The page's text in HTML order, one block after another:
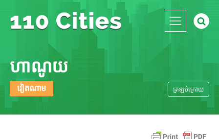
ហាណូយ
វៀតណាម ត្រឡប់​ក្រោយ